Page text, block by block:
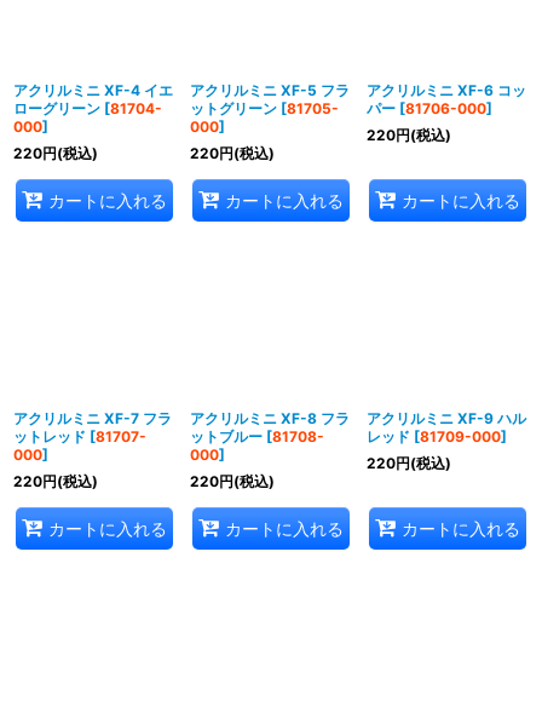
アクリルミニ XF-4 イエ
ローグリーン [81704-
000]
220円(税込)
カートに入れる
アクリルミニ XF-5 フラ
ットグリーン [81705-
000]
220円(税込)
カートに入れる
アクリルミニ XF-6 コッ
パー [81706-000]
220円(税込)
カートに入れる
アクリルミニ XF-7 フラ
ットレッド [81707-
000]
220円(税込)
カートに入れる
アクリルミニ XF-8 フラ
ットブルー [81708-
000]
220円(税込)
カートに入れる
アクリルミニ XF-9 ハル
レッド [81709-000]
220円(税込)
カートに入れる